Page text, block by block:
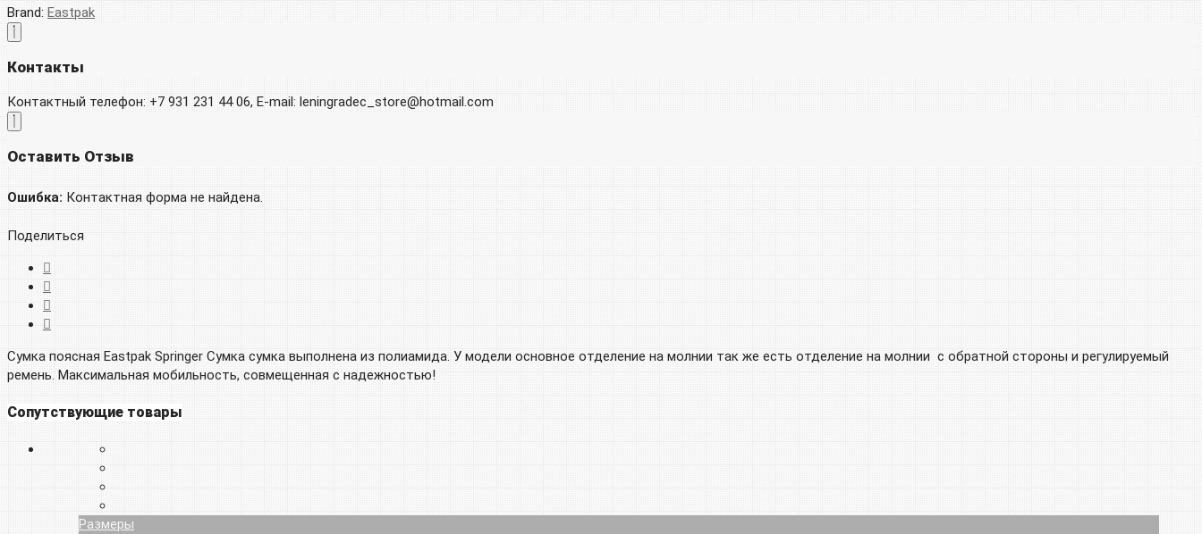
Brand: Eastpak
Контакты
Контактный телефон: +7 931 231 44 06, E-mail: leningradec_store@hotmail.com
Оставить Отзыв
Ошибка: Контактная форма не найдена.
Поделиться
Сумка поясная Eastpak Springer Сумка сумка выполнена из полиамида. У модели основное отделение на молнии так же есть отделение на молнии с обратной стороны и регулируемый
ремень. Максимальная мобильность, совмещенная с надежностью!
Сопутствующие товары
Размеры